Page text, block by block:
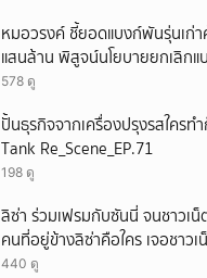
หมอวรงค์ ชี้ยอดแบงก์พันรุ่นเก่
แสนล้าน พิสูจน์นโยบายยกเลิก
ธุรกิจสีเทา
578 ดู
ปั้นธุรกิจจากเครื่องปรุงรสใครท
Tank Re_Scene_EP.71
198 ดู
ลิซ่า ร่วมเฟรมกับซันนี่ จนชาวเ
คนที่อยู่ข้างลิซ่าคือใคร เจอชาวเ
ชายคนนี้ไม่ธรรมดา
440 ดู